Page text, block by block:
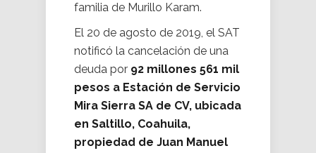
familia de Murillo Karam.
El 20 de agosto de 2019, el SAT
notificó la cancelación de una
deuda por 92 millones 561 mil
pesos a Estación de Servicio
Mira Sierra SA de CV, ubicada
en Saltillo, Coahuila,
propiedad de Juan Manuel